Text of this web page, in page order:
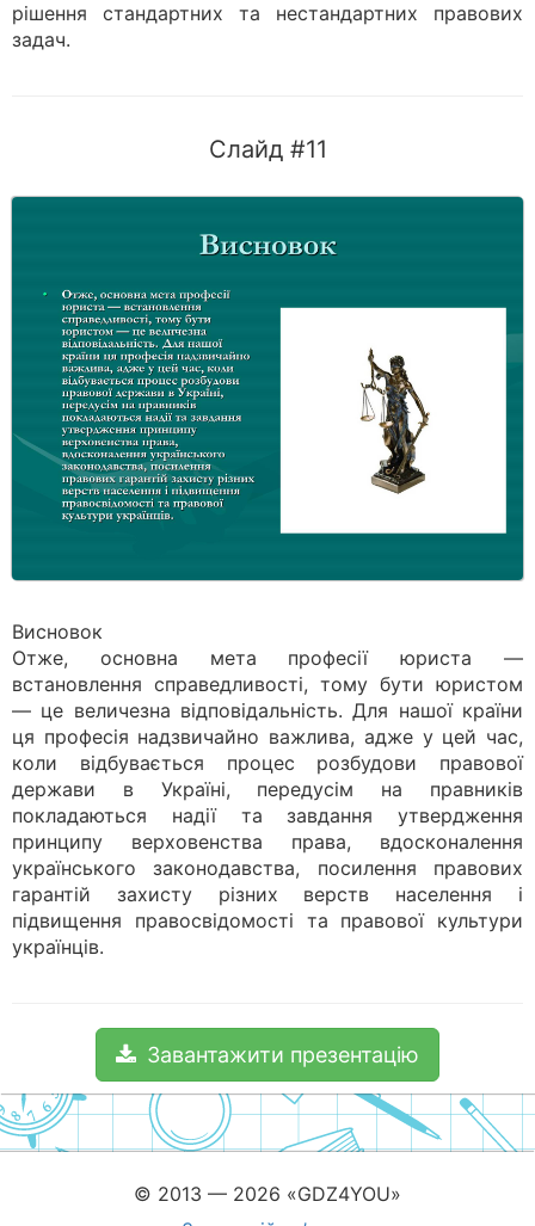
рішення стандартних та нестандартних правових
задач.
Слайд #11
Висновок
Отже, основна мета професії юриста —
встановлення справедливості, тому бути юристом
— це величезна відповідальність. Для нашої країни
ця професія надзвичайно важлива, адже у цей час,
коли відбувається процес розбудови правової
держави в Україні, передусім на правників
покладаються надії та завдання утвердження
принципу верховенства права, вдосконалення
українського законодавства, посилення правових
гарантій захисту різних верств населення і
підвищення правосвідомості та правової культури
українців.
Завантажити презентацію
© 2013 — 2026 «GDZ4YOU»